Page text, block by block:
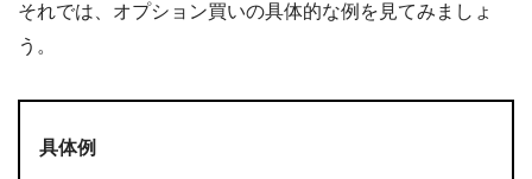
それでは、オプション買いの具体的な例を見てみましょ
う。
具体例